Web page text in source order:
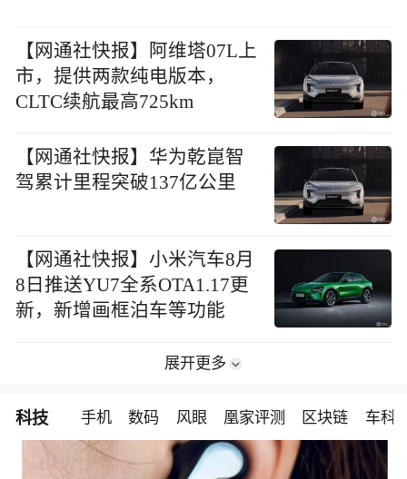
【网通社快报】阿维塔07L上
市，提供两款纯电版本，
CLTC续航最高725km
【网通社快报】华为乾崑智
驾累计里程突破137亿公里
【网通社快报】小米汽车8月
8日推送YU7全系OTA1.17更
新，新增画框泊车等功能
展开更多
科技 手机 数码 风眼 凰家评测 区块链 车科